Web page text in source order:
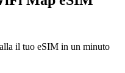
il tuo eSIM in un minuto